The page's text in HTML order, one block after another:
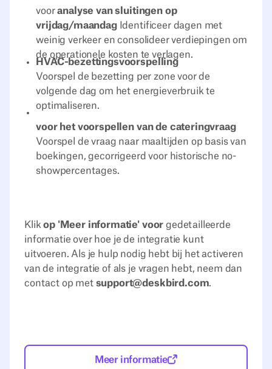
vooranalyse van sluitingen op
vrijdag/maandagIdentificeer dagen met
weinig verkeer en consolideer verdiepingen om
de operationele kosten te verlagen.
HVAC-bezettingsvoorspelling
Voorspel de bezetting per zone voor de
volgende dag om het energieverbruik te
optimaliseren.
voor het voorspellen van de cateringvraag
Voorspel de vraag naar maaltijden op basis van
boekingen, gecorrigeerd voor historische no-
showpercentages.
Klikop 'Meer informatie' voorgedetailleerde
informatie over hoe je de integratie kunt
uitvoeren. Als je hulp nodig hebt bij het activeren
van de integratie of als je vragen hebt, neem dan
contact op met support@deskbird.com.
Meer informatie